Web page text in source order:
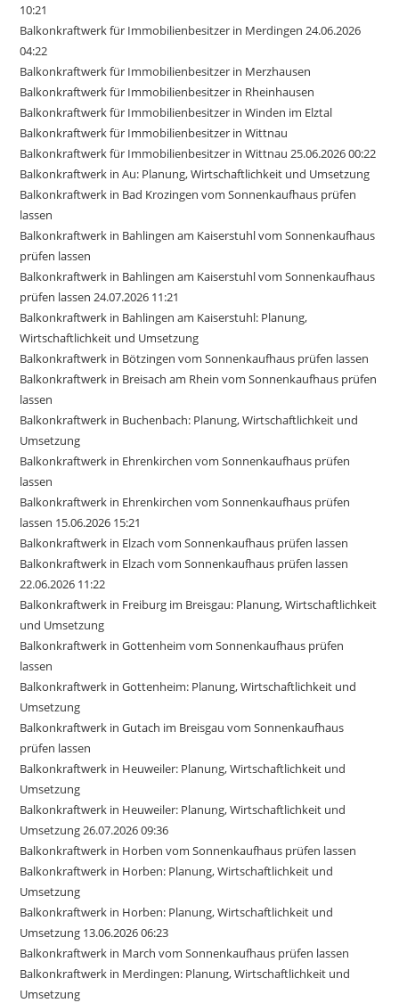
10:21
Balkonkraftwerk für Immobilienbesitzer in Merdingen 24.06.2026
04:22
Balkonkraftwerk für Immobilienbesitzer in Merzhausen
Balkonkraftwerk für Immobilienbesitzer in Rheinhausen
Balkonkraftwerk für Immobilienbesitzer in Winden im Elztal
Balkonkraftwerk für Immobilienbesitzer in Wittnau
Balkonkraftwerk für Immobilienbesitzer in Wittnau 25.06.2026 00:22
Balkonkraftwerk in Au: Planung, Wirtschaftlichkeit und Umsetzung
Balkonkraftwerk in Bad Krozingen vom Sonnenkaufhaus prüfen
lassen
Balkonkraftwerk in Bahlingen am Kaiserstuhl vom Sonnenkaufhaus
prüfen lassen
Balkonkraftwerk in Bahlingen am Kaiserstuhl vom Sonnenkaufhaus
prüfen lassen 24.07.2026 11:21
Balkonkraftwerk in Bahlingen am Kaiserstuhl: Planung,
Wirtschaftlichkeit und Umsetzung
Balkonkraftwerk in Bötzingen vom Sonnenkaufhaus prüfen lassen
Balkonkraftwerk in Breisach am Rhein vom Sonnenkaufhaus prüfen
lassen
Balkonkraftwerk in Buchenbach: Planung, Wirtschaftlichkeit und
Umsetzung
Balkonkraftwerk in Ehrenkirchen vom Sonnenkaufhaus prüfen
lassen
Balkonkraftwerk in Ehrenkirchen vom Sonnenkaufhaus prüfen
lassen 15.06.2026 15:21
Balkonkraftwerk in Elzach vom Sonnenkaufhaus prüfen lassen
Balkonkraftwerk in Elzach vom Sonnenkaufhaus prüfen lassen
22.06.2026 11:22
Balkonkraftwerk in Freiburg im Breisgau: Planung, Wirtschaftlichkeit
und Umsetzung
Balkonkraftwerk in Gottenheim vom Sonnenkaufhaus prüfen
lassen
Balkonkraftwerk in Gottenheim: Planung, Wirtschaftlichkeit und
Umsetzung
Balkonkraftwerk in Gutach im Breisgau vom Sonnenkaufhaus
prüfen lassen
Balkonkraftwerk in Heuweiler: Planung, Wirtschaftlichkeit und
Umsetzung
Balkonkraftwerk in Heuweiler: Planung, Wirtschaftlichkeit und
Umsetzung 26.07.2026 09:36
Balkonkraftwerk in Horben vom Sonnenkaufhaus prüfen lassen
Balkonkraftwerk in Horben: Planung, Wirtschaftlichkeit und
Umsetzung
Balkonkraftwerk in Horben: Planung, Wirtschaftlichkeit und
Umsetzung 13.06.2026 06:23
Balkonkraftwerk in March vom Sonnenkaufhaus prüfen lassen
Balkonkraftwerk in Merdingen: Planung, Wirtschaftlichkeit und
Umsetzung